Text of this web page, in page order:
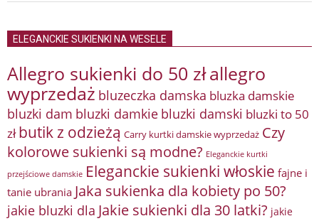
ELEGANCKIE SUKIENKI NA WESELE
Allegro sukienki do 50 złallegro
wyprzedaż bluzeczka damska bluzka damskie
bluzki dam bluzki damkie bluzki damski bluzki to 50
zł butik z odzieżą Carry kurtki damskie wyprzedaż Czy
kolorowe sukienki są modne? Eleganckie kurtki
przejściowe damskie Eleganckie sukienki włoskie fajne i
tanie ubrania Jaka sukienka dla kobiety po 50?
jakie bluzki dla Jakie sukienki dla 30 latki? jakie